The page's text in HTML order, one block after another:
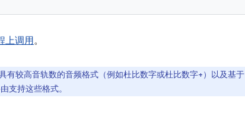
上调用。
有较高音轨数的音频格式（例如杜比数字或杜比数字+）以及基于
支持这些格式。